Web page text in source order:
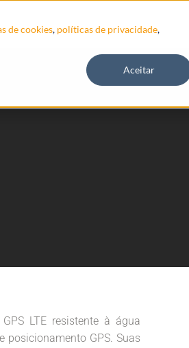
de cookies, políticas de privacidade,
Aceitar
LTE resistente à água
posicionamento GPS. Suas